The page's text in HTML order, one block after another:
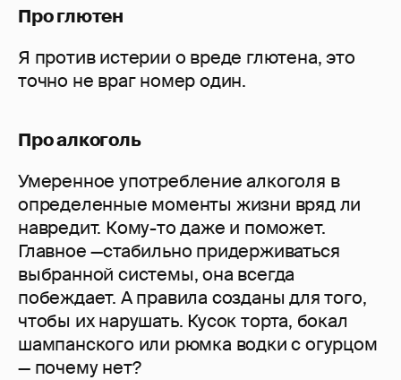
Про глютен
Я против истерии о вреде глютена, это
точно не враг номер один.
Про алкоголь
Умеренное употребление алкоголя в
определенные моменты жизни вряд ли
навредит. Кому-то даже и поможет.
Главное —стабильно придерживаться
выбранной системы, она всегда
побеждает. А правила созданы для того,
чтобы их нарушать. Кусок торта, бокал
шампанского или рюмка водки с огурцом
— почему нет?